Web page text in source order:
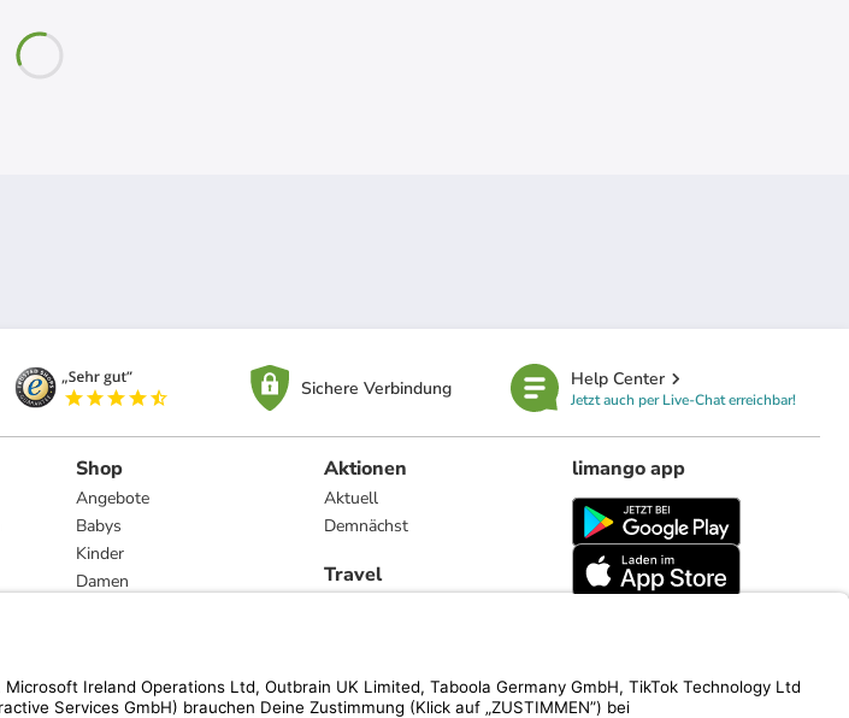
Sichere Verbindung Help Center
Jetzt auch per Live-Chat erreichbar!
Shop
Angebote
Babys
Kinder
Damen
Marken
Aktionen
Aktuell
Demnächst
Travel
limango app